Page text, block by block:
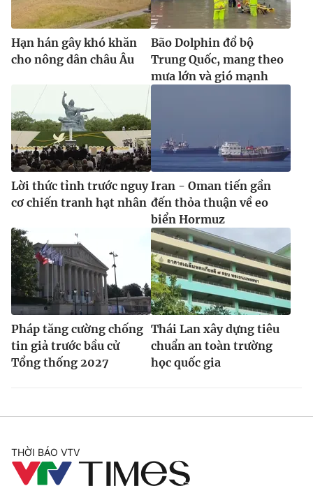
® Cấm sao chép dưới mọi hình thức nếu không có sự chấp
thuận bằng văn bản. Ghi rõ nguồn VTV.vn khi phát hành lại
thông tin từ website này.
Hạn hán gây khó khăn
cho nông dân châu Âu
Bão Dolphin đổ bộ
Trung Quốc, mang theo
mưa lớn và gió mạnh
Lời thức tỉnh trước nguy
cơ chiến tranh hạt nhân
Iran - Oman tiến gần
đến thỏa thuận về eo
biển Hormuz
Pháp tăng cường chống
tin giả trước bầu cử
Tổng thống 2027
Thái Lan xây dựng tiêu
chuẩn an toàn trường
học quốc gia
THỜI BÁO VTV